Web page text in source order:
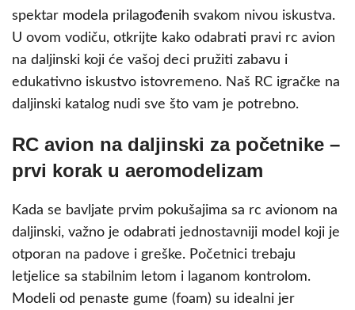
spektar modela prilagođenih svakom nivou iskustva.
U ovom vodiču, otkrijte kako odabrati pravi rc avion
na daljinski koji će vašoj deci pružiti zabavu i
edukativno iskustvo istovremeno. Naš RC igračke na
daljinski katalog nudi sve što vam je potrebno.
RC avion na daljinski za početnike –
prvi korak u aeromodelizam
Kada se bavljate prvim pokušajima sa rc avionom na
daljinski, važno je odabrati jednostavniji model koji je
otporan na padove i greške. Početnici trebaju
letjelice sa stabilnim letom i laganom kontrolom.
Modeli od penaste gume (foam) su idealni jer